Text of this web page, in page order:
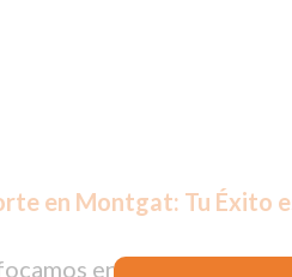
en Montgat: Tu Éxito
en proporcionar